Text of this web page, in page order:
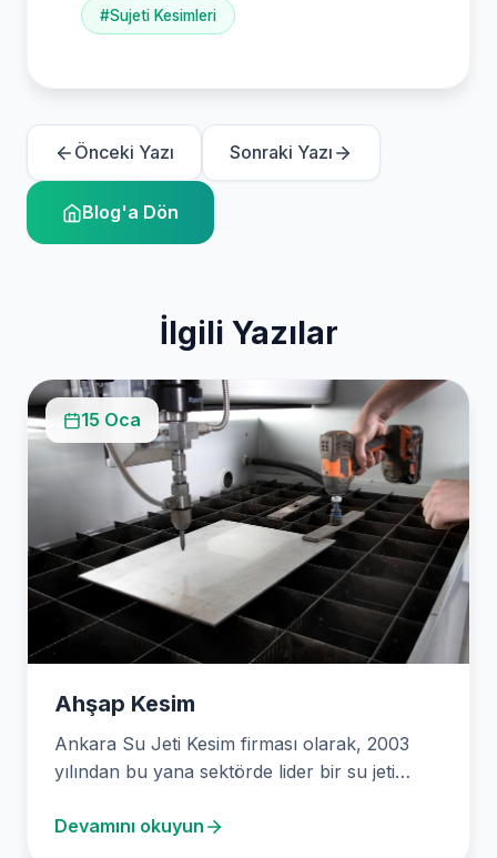
#Sujeti Kesimleri
Önceki Yazı Sonraki Yazı
Blog'a Dön
İlgili Yazılar
15 Oca
Ahşap Kesim
Ankara Su Jeti Kesim firması olarak, 2003
yılından bu yana sektörde lider bir su jeti…
Devamını okuyun